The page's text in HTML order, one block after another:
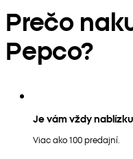
Prečo
Pepco?
Je vám vždy nablízku
Viac ako 100 predajní.